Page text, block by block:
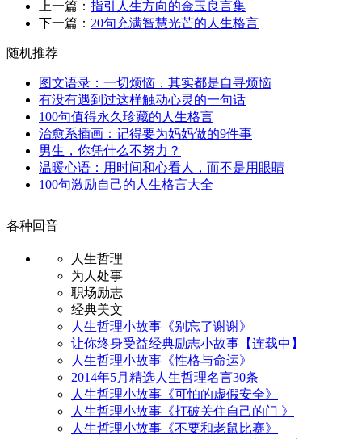
上一篇： 指引人生方向的金玉良言集
下一篇： 20句充满智慧光芒的人生格言
随机推荐
图文语录：一切烦恼，其实都是自寻烦恼
有没有遇到过这样触动心灵的一句话
100句值得永久珍藏的人生格言
治愈系插画：记得要为妈妈做的9件事
男生，你凭什么不努力？
温暖心语：用时间和心看人，而不是用眼睛
100句激励自己的人生格言大全
各种回音
人生哲理
为人处事
职场励志
经典美文
人生哲理小故事《别忘了谢谢》
让你终身受益经典励志小故事【连载中】
人生哲理小故事《性格与命运》
2014年5月精选人生哲理名言30条
人生哲理小故事《可怕的虚假安全》
人生哲理小故事《打破关住自己的门 》
人生哲理小故事《不要和老鼠比赛》